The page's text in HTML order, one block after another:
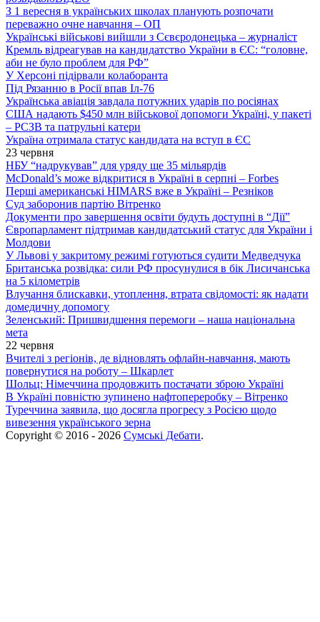
З 1 вересня в українських школах планують розпочати
переважно очне навчання – ОП
Українські військові вийшли з Сєвєродонецька – журналіст
Кремль відреагував на кандидатство України в ЄС: “головне,
аби не було проблем для РФ”
У Херсоні підірвали колаборанта
Під Рязанню в Росії впав Іл-76
Українська авіація завдала потужних ударів по росіянах
США надають $450 млн військової допомоги Україні, у пакеті
– РСЗВ та патрульні катери
Україна отримала статус кандидата на вступ в ЄС
23 червня
НБУ “надрукував” для уряду ще 35 мільярдів
McDonald’s може відкритися в Україні в серпні – Forbes
Перші американські HIMARS вже в Україні – Резніков
Суд заборонив партію Вітренко
Документи про завершення освіти будуть доступні в “Дії”
Європарламент підтримав кандидатський статус для України і
Молдови
У Львові у закритому режимі готуються судити Медведчука
Британська розвідка: сили РФ просунулися в бік Лисичанська
на 5 кілометрів
Влучання блискавки, утоплення, втрата свідомості: як надати
домедичну допомогу
Зеленський: Пришвидшення перемоги – наша національна
мета
22 червня
Вчителі з регіонів, де відновлять офлайн-навчання, мають
повернутися на роботу – Шкарлет
Шольц: Німеччина продовжить постачати зброю Україні
В Україні повністю зупинено нафтопереробку – Вітренко
Туреччина заявила, що досягла прогресу з Росією щодо
вивезення українського зерна
Copyright © 2016 - 2026 Сумські Дебати.